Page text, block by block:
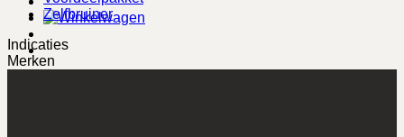
Zelfbruiner
Indicaties
Merken